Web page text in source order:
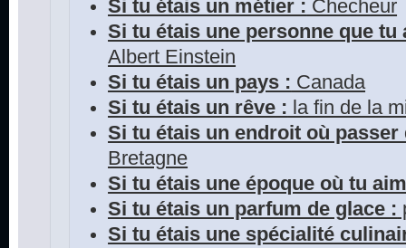
Si tu étais un métier : Checheur
Si tu étais une personne que
Albert Einstein
Si tu étais un pays : Canada
Si tu étais un rêve : la fin de la
Si tu étais un endroit où passer
Bretagne
Si tu étais une époque où tu
Si tu étais un parfum de glace :
Si tu étais une spécialité